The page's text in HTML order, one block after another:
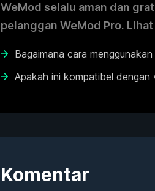
WeMod selalu aman dan
pelanggan WeMod Pro.
Bagaimana cara
Apakah ini kompatibel dengan
Komentar